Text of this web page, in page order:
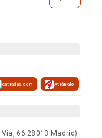
entradas.com Atrápalo
Vía, 66 28013 Madrid)